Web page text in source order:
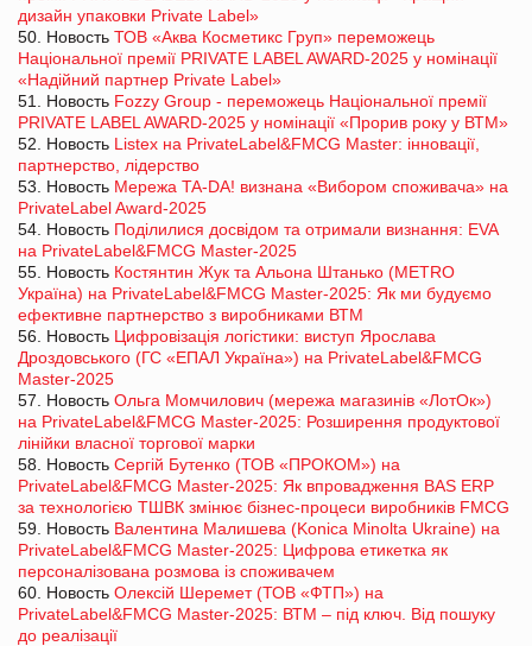
дизайн упаковки Private Label»
50. Новость ТОВ «Аква Косметикс Груп» переможець
Національної премії PRIVATE LABEL AWARD-2025 у номінації
«Надійний партнер Private Label»
51. Новость Fozzy Group - переможець Національної премії
PRIVATE LABEL AWARD-2025 у номінації «Прорив року у ВТМ»
52. Новость Listex на PrivateLabel&FMCG Master: інновації,
партнерство, лідерство
53. Новость Мережа TA-DA! визнана «Вибором споживача» на
PrivateLabel Award-2025
54. Новость Поділилися досвідом та отримали визнання: EVA
на PrivateLabel&FMCG Master-2025
55. Новость Костянтин Жук та Альона Штанько (METRO
Україна) на PrivateLabel&FMCG Master-2025: Як ми будуємо
ефективне партнерство з виробниками ВТМ
56. Новость Цифровізація логістики: виступ Ярослава
Дроздовського (ГС «ЕПАЛ Україна») на PrivateLabel&FMCG
Master-2025
57. Новость Ольга Момчилович (мережа магазинів «ЛотОк»)
на PrivateLabel&FMCG Master-2025: Розширення продуктової
лінійки власної торгової марки
58. Новость Сергій Бутенко (ТОВ «ПРОКОМ») на
PrivateLabel&FMCG Master-2025: Як впровадження BAS ERP
за технологією ТШВК змінює бізнес-процеси виробників FMCG
59. Новость Валентина Малишева (Konica Minolta Ukraine) на
PrivateLabel&FMCG Master-2025: Цифрова етикетка як
персоналізована розмова із споживачем
60. Новость Олексій Шеремет (ТОВ «ФТП») на
PrivateLabel&FMCG Master-2025: ВТМ – під ключ. Від пошуку
до реалізації